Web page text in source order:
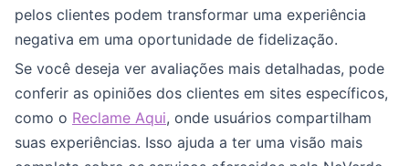
pelos clientes podem transformar uma experiência
negativa em uma oportunidade de fidelização.
Se você deseja ver avaliações mais detalhadas, pode
conferir as opiniões dos clientes em sites específicos,
como o Reclame Aqui, onde usuários compartilham
suas experiências. Isso ajuda a ter uma visão mais